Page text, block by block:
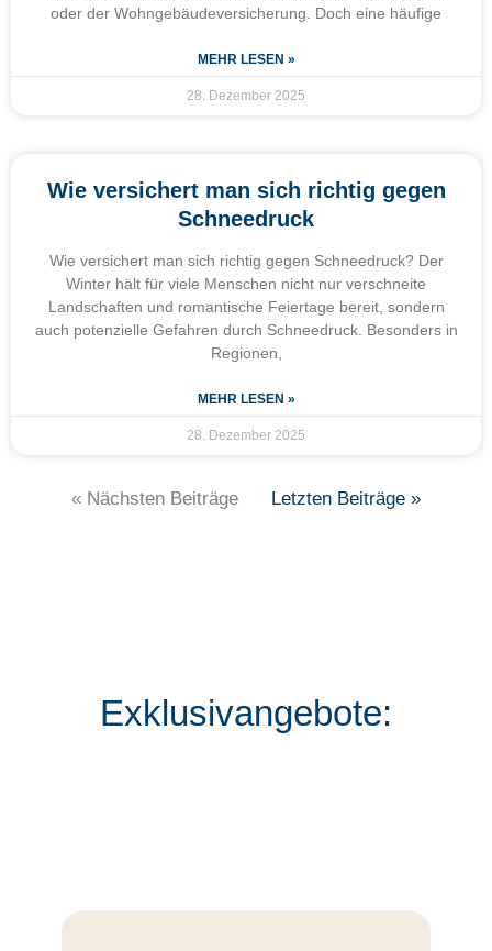
oder der Wohngebäudeversicherung. Doch eine häufige
MEHR LESEN »
28. Dezember 2025
Wie versichert man sich richtig gegen
Schneedruck
Wie versichert man sich richtig gegen Schneedruck? Der
Winter hält für viele Menschen nicht nur verschneite
Landschaften und romantische Feiertage bereit, sondern
auch potenzielle Gefahren durch Schneedruck. Besonders in
Regionen,
MEHR LESEN »
28. Dezember 2025
« Nächsten Beiträge Letzten Beiträge »
Exklusivangebote: